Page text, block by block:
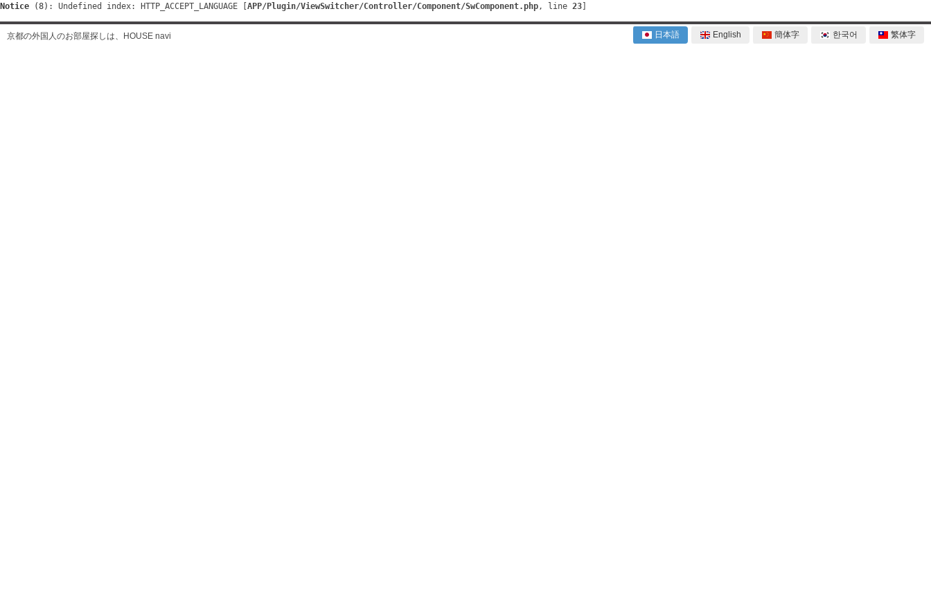
Notice (8) : Undefined index: HTTP_ACCEPT_LANGUAGE [ APP/Plugin/ViewSwitcher/Controller/Component/SwComponent.php, line 23
京都の外国人のお部屋探しは、HOUSE navi 日本語 English 簡体字 한국어 繁体字